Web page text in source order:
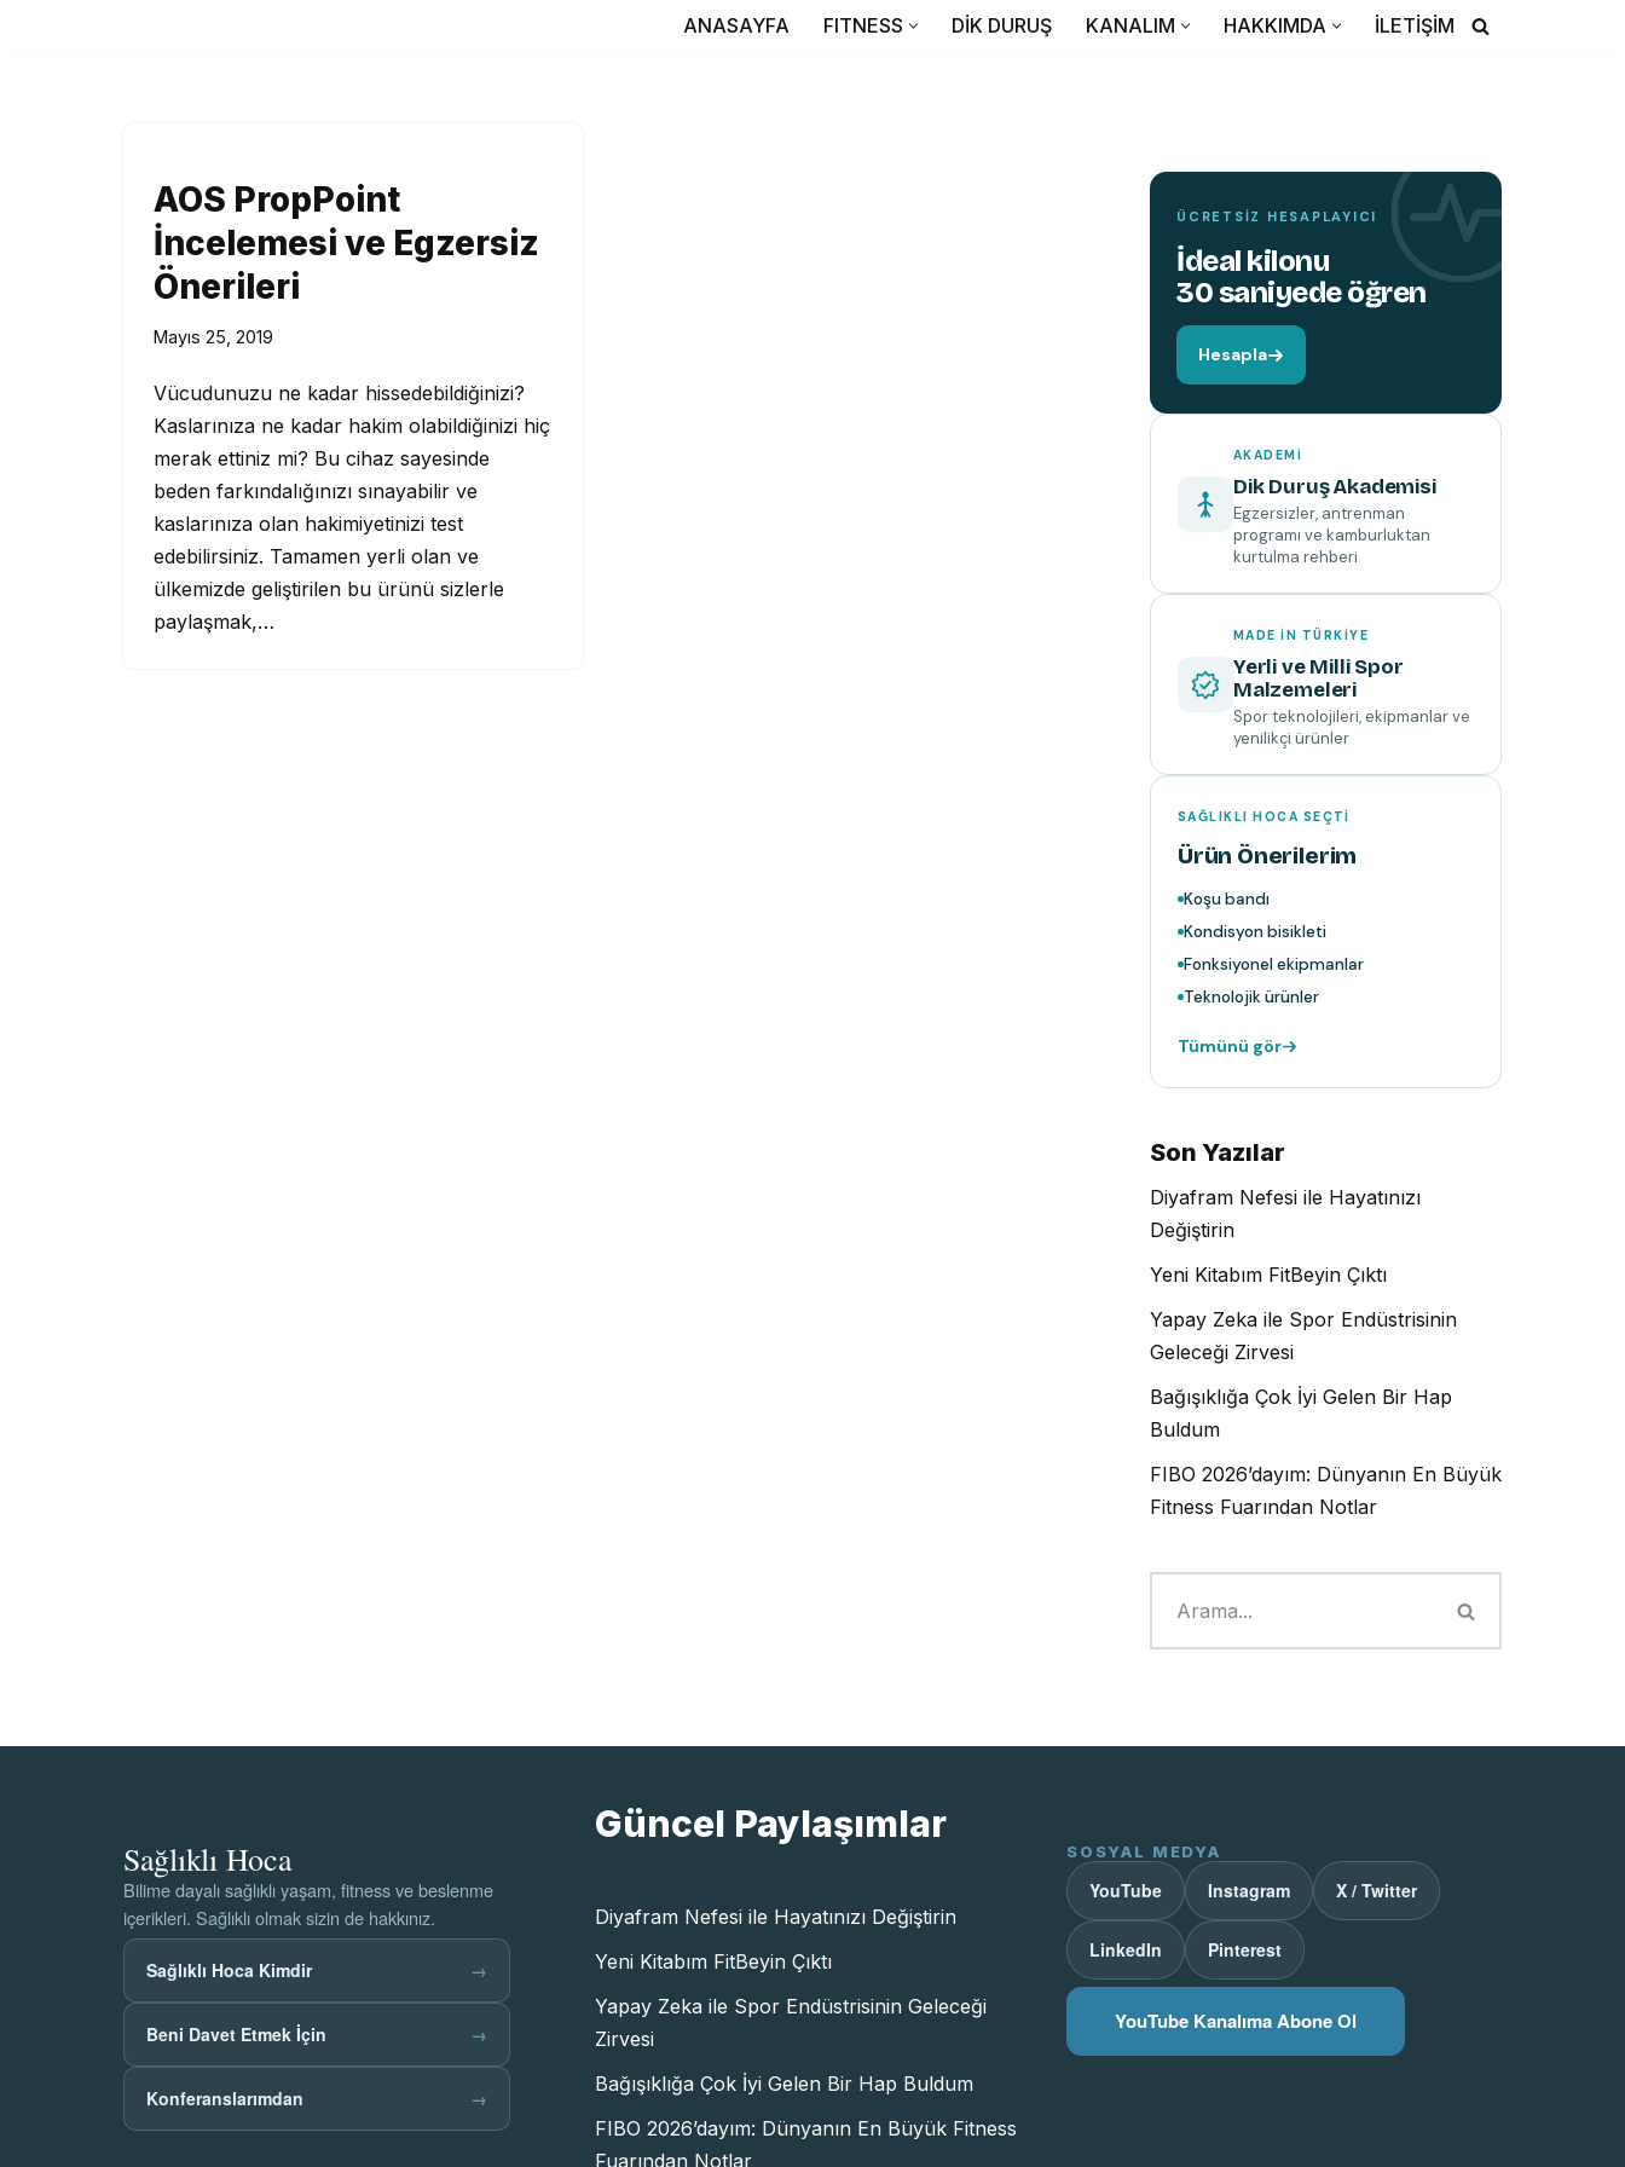
ANASAYFA FITNESS DİK DURUŞ KANALIM HAKKIMDA İLETİŞİM
AOS PropPoint
İncelemesi ve Egzersiz
Önerileri
Mayıs 25, 2019
Vücudunuzu ne kadar hissedebildiğinizi?
Kaslarınıza ne kadar hakim olabildiğinizi hiç
merak ettiniz mi? Bu cihaz sayesinde
beden farkındalığınızı sınayabilir ve
kaslarınıza olan hakimiyetinizi test
edebilirsiniz. Tamamen yerli olan ve
ülkemizde geliştirilen bu ürünü sizlerle
paylaşmak,…
TEMIN ETMEK İÇIN TIKLAYIN
ÜCRETSIZ HESAPLAYICI
İdeal kilonu
30 saniyede öğren
Hesapla
AKADEMI
Dik Duruş Akademisi
Egzersizler, antrenman
programı ve kamburluktan
kurtulma rehberi
MADE IN TÜRKIYE
Yerli ve Milli Spor
Malzemeleri
Spor teknolojileri, ekipmanlar ve
yenilikçi ürünler
SAĞLIKLI HOCA SEÇTI
Ürün Önerilerim
Koşu bandı
Kondisyon bisikleti
Fonksiyonel ekipmanlar
Teknolojik ürünler
Tümünü gör
Son Yazılar
Diyafram Nefesi ile Hayatınızı
Değiştirin
Yeni Kitabım FitBeyin Çıktı
Yapay Zeka ile Spor Endüstrisinin
Geleceği Zirvesi
Bağışıklığa Çok İyi Gelen Bir Hap
Buldum
FIBO 2026’dayım: Dünyanın En Büyük
Fitness Fuarından Notlar
Sağlıklı Hoca
Bilime dayalı sağlıklı yaşam, fitness ve beslenme
içerikleri. Sağlıklı olmak sizin de hakkınız.
Sağlıklı Hoca Kimdir →
Beni Davet Etmek İçin →
Konferanslarımdan →
Güncel Paylaşımlar
Diyafram Nefesi ile Hayatınızı Değiştirin
Yeni Kitabım FitBeyin Çıktı
Yapay Zeka ile Spor Endüstrisinin Geleceği
Zirvesi
Bağışıklığa Çok İyi Gelen Bir Hap Buldum
FIBO 2026’dayım: Dünyanın En Büyük Fitness
Fuarından Notlar
SOSYAL MEDYA
YouTube Instagram X / Twitter
LinkedIn Pinterest
YouTube Kanalıma Abone Ol